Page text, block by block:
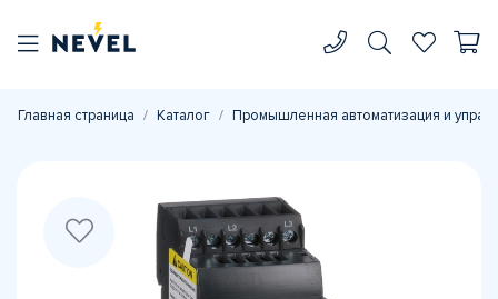
Главная страница Каталог Промышленная автоматизация и